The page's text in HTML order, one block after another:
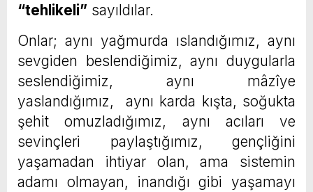
“tehlikeli” sayıldılar.
Onlar; aynı yağmurda ıslandığımız, aynı
sevgiden beslendiğimiz, aynı duygularla
seslendiğimiz, aynı mâzîye
yaslandığımız, aynı karda kışta, soğukta
şehit omuzladığımız, aynı acıları ve
sevinçleri paylaştığımız, gençliğini
yaşamadan ihtiyar olan, ama sistemin
adamı olmayan, inandığı gibi yaşamayı